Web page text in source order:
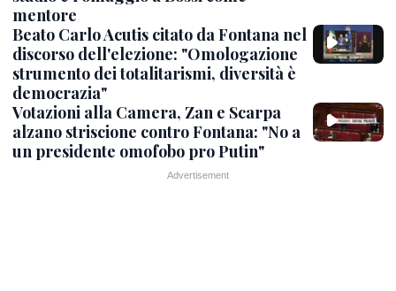
mentore
Beato Carlo Acutis citato da Fontana nel
discorso dell'elezione: "Omologazione
strumento dei totalitarismi, diversità è
democrazia"
Votazioni alla Camera, Zan e Scarpa
alzano striscione contro Fontana: "No a
un presidente omofobo pro Putin"